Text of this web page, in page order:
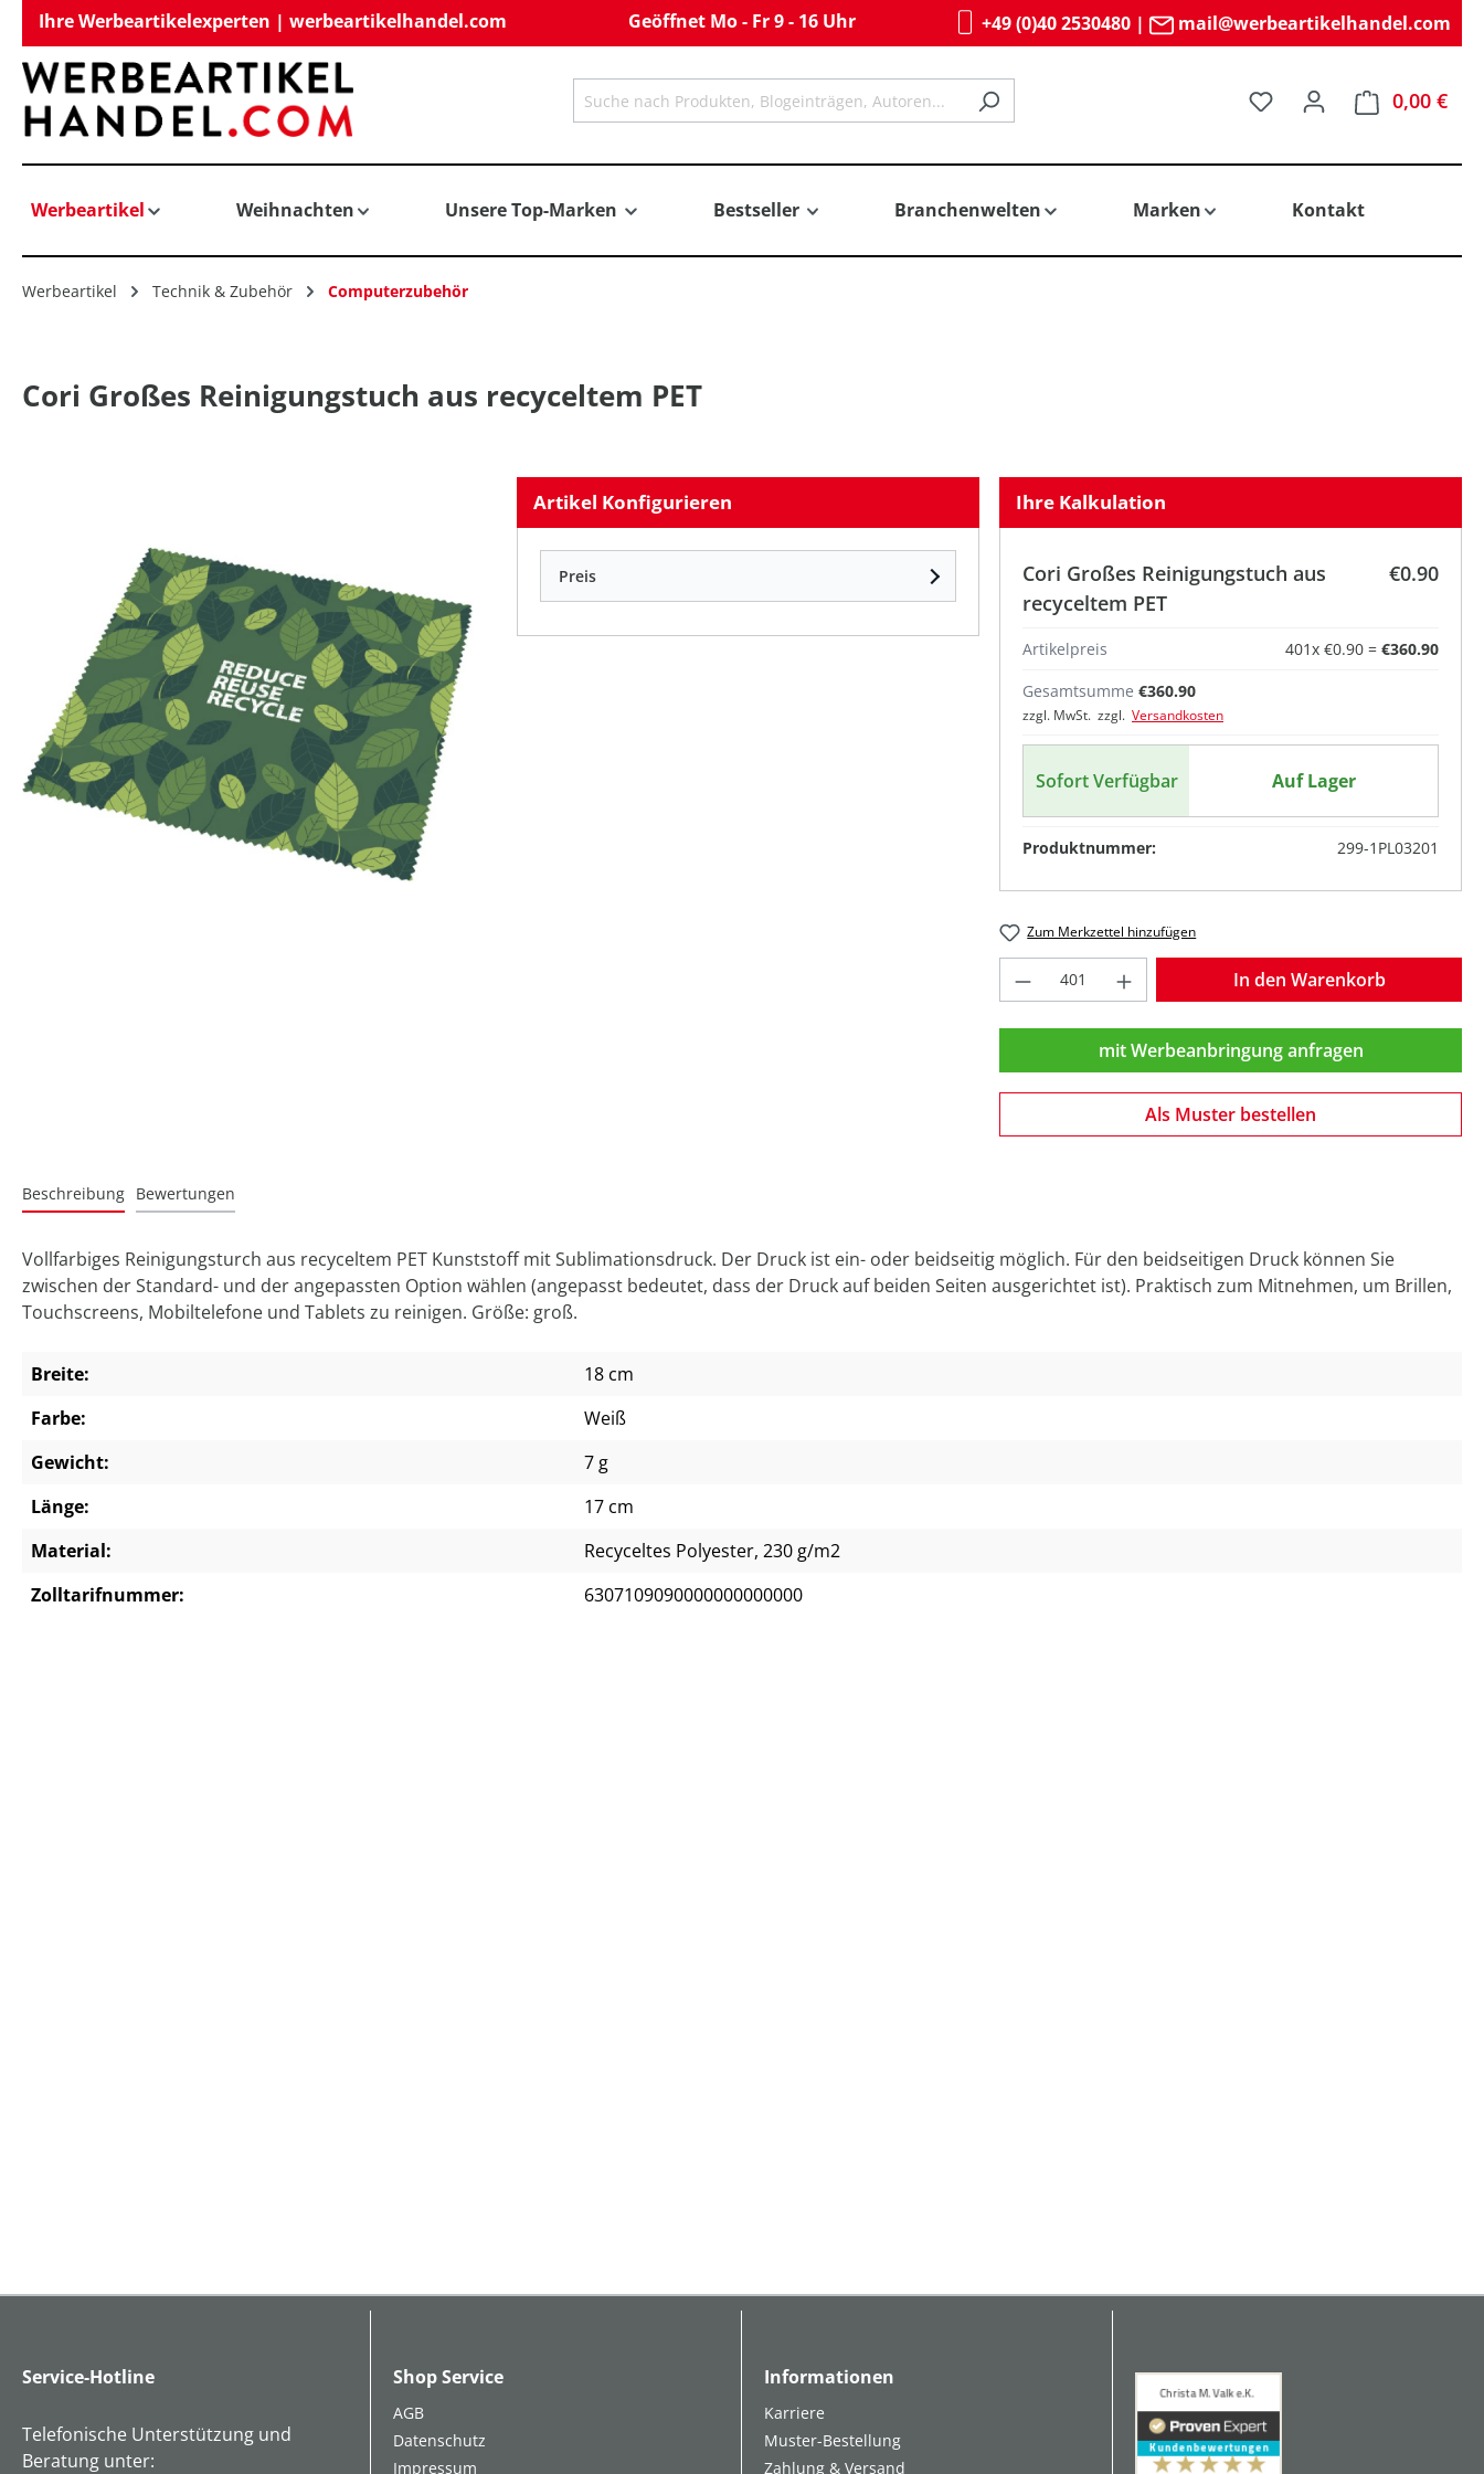
Zur Hauptnavigation springen
Ihre Werbeartikelexperten | werbeartikelhandel.com Geöffnet Mo - Fr 9 - 16 Uhr +49 (0)40 2530480| mail@werbeartikelhandel.com
Du hast 0 Produkte auf
0,00 €
Werbeartikel Weihnachten Unsere Top-Marken Bestseller Branchenwelten Marken Kontakt
Werbeartikel Technik & Zubehör Computerzubehör
Cori Großes Reinigungstuch aus recyceltem PET
Artikel Konfigurieren
Preis
Ihre Kalkulation
Cori Großes Reinigungstuch aus
recyceltem PET
€0.90
Artikelpreis 401x €0.90 = €360.90
Gesamtsumme €360.90
zzgl. MwSt. zzgl. Versandkosten
Sofort Verfügbar Auf Lager
Produktnummer: 299-1PL03201
Zum Merkzettel hinzufügen
Produkt Anzahl: Gib denIn den Warenkorb
mit Werbeanbringung anfragen
Als Muster bestellen
Beschreibung Bewertungen
Vollfarbiges Reinigungsturch aus recyceltem PET Kunststoff mit Sublimationsdruck. Der Druck ist ein- oder beidseitig möglich. Für den beidseitigen Druck können Sie
zwischen der Standard- und der angepassten Option wählen (angepasst bedeutet, dass der Druck auf beiden Seiten ausgerichtet ist). Praktisch zum Mitnehmen, um Brillen,
Touchscreens, Mobiltelefone und Tablets zu reinigen. Größe: groß.
Breite:
18 cm
Farbe:
Weiß
Gewicht:
7 g
Länge:
17 cm
Material:
Recyceltes Polyester, 230 g/m2
Zolltarifnummer:
6307109090000000000000
Service-Hotline
Telefonische Unterstützung und
Beratung unter:
Shop Service
AGB
Datenschutz
Impressum
Informationen
Karriere
Muster-Bestellung
Zahlung & Versand